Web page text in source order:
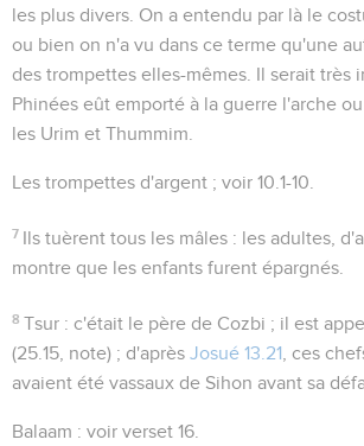
les plus divers. On a entendu par là le
ou bien on n'a vu dans ce terme qu'une
des trompettes elles-mêmes. Il serait très
Phinées eût emporté à la guerre l'arche
les Urim et Thummim.
Les trompettes d'argent ; voir 10.1-10
7 Ils tuèrent tous les mâles : les adultes,
montre que les enfants furent épargnés.
8 Tsur : c'était le père de Cozbi ; il est
(25.15 , note) ; d'après Josué 13.21 , ces
avaient été vassaux de Sihon avant sa
Balaam : voir verset 16.